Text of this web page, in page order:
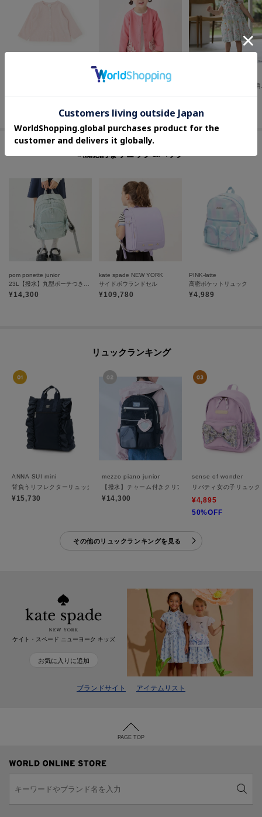
¥1,320
petit main
¥2,090
¥2,442
#機能的なリュック&バッグ
pom ponette junior
23L【撥水】丸型ポーチつきスクールリュック
¥14,300
kate spade NEW YORK
サイドボウランドセル
¥109,780
PINK-latte
高密ポケットリュック
¥4,989
リュックランキング
ANNA SUI mini
背負うリフレクターリュック21L
¥15,730
mezzo piano junior
【撥水】チャーム付きクリアポケットリュック 20L
¥14,300
sense of wonder
リバティ女の子リュッ
¥4,895
50%OFF
その他のリュックランキングを見る
ケイト・スペード ニューヨーク キッズ
お気に入りに追加
ブランドサイト アイテムリスト
PAGE TOP